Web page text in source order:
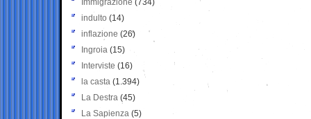
Immigrazione (734)
indulto (14)
inflazione (26)
Ingroia (15)
Interviste (16)
la casta (1.394)
La Destra (45)
La Sapienza (5)